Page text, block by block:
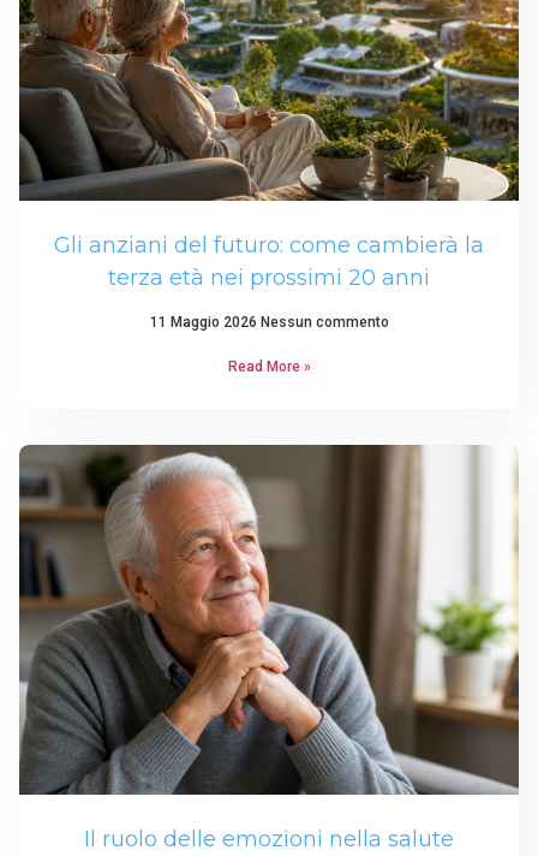
Gli anziani del futuro: come cambierà la
terza età nei prossimi 20 anni
11 Maggio 2026 Nessun commento
Read More »
Il ruolo delle emozioni nella salute